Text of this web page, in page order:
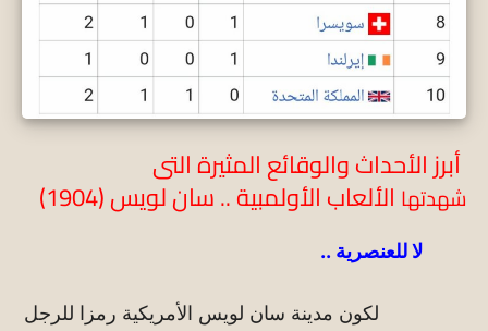
أبرز الأحداث والوقائع المثيرة التى
شهدتها الألعاب الأولمبية .. سان لويس (1904)
لا للعنصرية ..
لكون مدينة سان لويس الأمريكية رمزا للرجل